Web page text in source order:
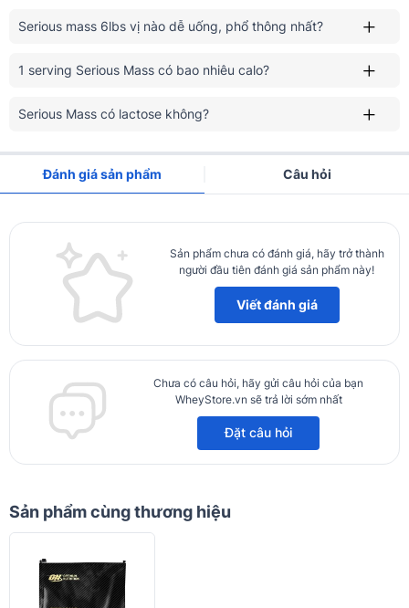
Công Thức Tăng Cân Đầy Đủ Vitamin và Khoáng Chất
Serious mass 6lbs vị nào dễ uống, phổ thông nhất?
1 serving Serious Mass có bao nhiêu calo?
Serious Mass có lactose không?
Đánh giá sản phẩm Câu hỏi
Sản phẩm chưa có đánh giá, hãy trở thành
người đầu tiên đánh giá sản phẩm này!
Viết đánh giá
Chưa có câu hỏi, hãy gửi câu hỏi của bạn
WheyStore.vn sẽ trả lời sớm nhất
Đặt câu hỏi
Sản phẩm cùng thương hiệu